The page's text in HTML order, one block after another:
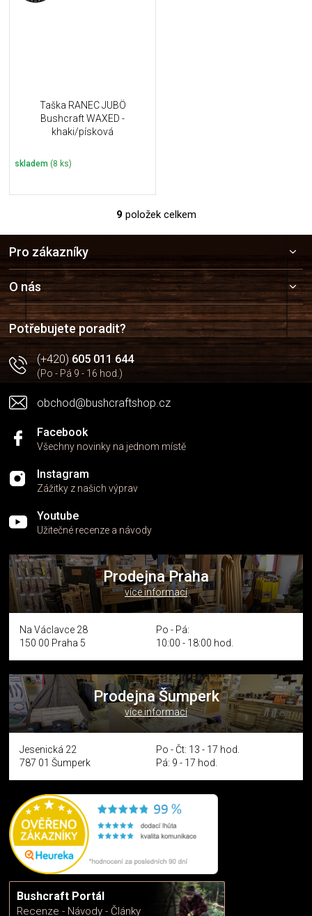
Taška RANEC JUBÖ
Bushcraft WAXED -
khaki/písková
skladem (8 ks)
O
v
d
a
c
í
p
r
k
y
ý
s
9položek celkem
a
t
í
Pro zákazníky
O nás
Potřebujete poradit?
(+420)605 011 644
(Po - Pá 9 - 16 hod.)
obchod@bushcraftshop.cz
Facebook
Všechny novinky na jednom místě
Instagram
Zážitky z našich výprav
Youtube
Užitečné recenze a návody
Prodejna Praha
více informací
Na Václavce 28
150 00 Praha 5
Po - Pá:
10:00 - 18:00 hod.
Prodejna Šumperk
více informací
Jesenická 22
787 01 Šumperk
Po - Čt: 13 - 17 hod.
Pá: 9 - 17 hod.
Bushcraft Portál
Recenze - Návody - Články